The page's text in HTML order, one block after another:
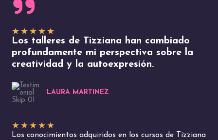
★ ★ ★ ★ ★
Los talleres de Tizziana han cambiado
profundamente mi perspectiva sobre la
creatividad y la autoexpresión.
LAURA MARTINEZ
★ ★ ★ ★ ★
Los conocimientos adquiridos en los cursos de Tizziana